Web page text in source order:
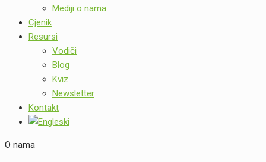
Mediji o nama
Cjenik
Resursi
Vodiči
Blog
Kviz
Newsletter
Kontakt
O nama